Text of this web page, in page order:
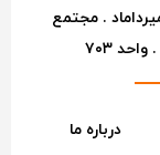
. مجتمع
درباره ما